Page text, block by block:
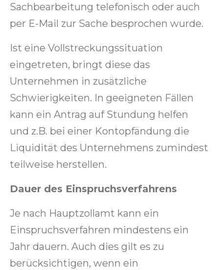
Sachbearbeitung telefonisch oder auch
per E-Mail zur Sache besprochen wurde.
Ist eine Vollstreckungssituation
eingetreten, bringt diese das
Unternehmen in zusätzliche
Schwierigkeiten. In geeigneten Fällen
kann ein Antrag auf Stundung helfen
und z.B. bei einer Kontopfändung die
Liquidität des Unternehmens zumindest
teilweise herstellen.
Dauer des Einspruchsverfahrens
Je nach Hauptzollamt kann ein
Einspruchsverfahren mindestens ein
Jahr dauern. Auch dies gilt es zu
berücksichtigen, wenn ein